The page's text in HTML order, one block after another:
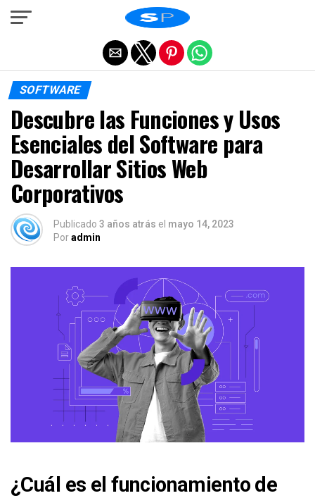
SOFTWARE
Descubre las Funciones y Usos
Esenciales del Software para
Desarrollar Sitios Web
Corporativos
Publicado 3 años atrás el mayo 14, 2023
Poradmin
¿Cuál es el funcionamiento de
Salir de la versión móvil